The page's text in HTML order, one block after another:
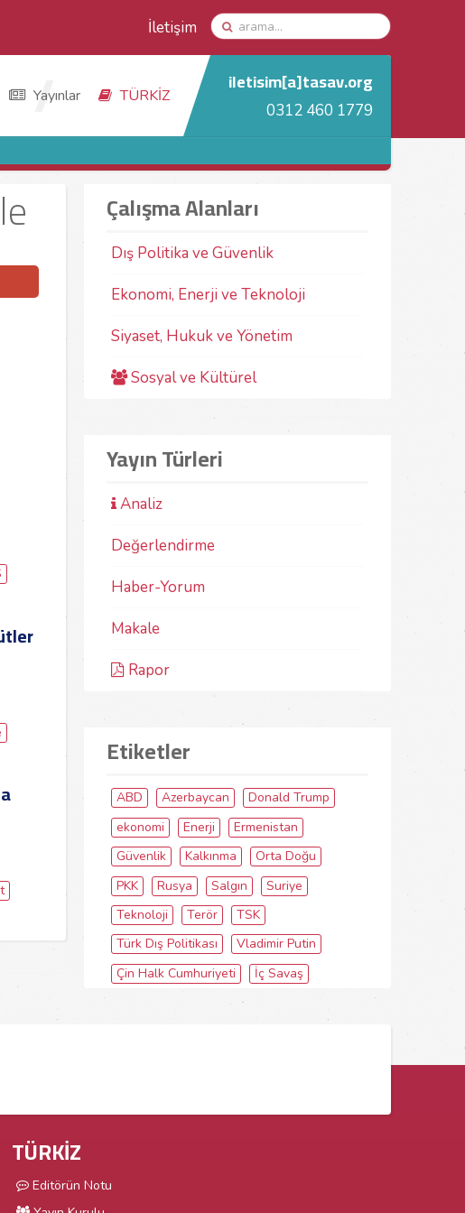
İletişim
Yayınlar TÜRKİZ iletisim[a]tasav.org
0312 460 1779
Çalışma Alanları
Dış Politika ve Güvenlik
Ekonomi, Enerji ve Teknoloji
Siyaset, Hukuk ve Yönetim
Sosyal ve Kültürel
Yayın Türleri
Analiz
Değerlendirme
Haber-Yorum
Makale
Rapor
Etiketler
ABD Azerbaycan
Donald Trump
ekonomi
Enerji
Ermenistan
Güvenlik
Kalkınma
Orta Doğu
PKK
Rusya Salgın
Suriye
Teknoloji
Terör
TSK
Türk Dış Politikası
Vladimir Putin
Çin Halk Cumhuriyeti
İç Savaş
TÜRKİZ
Editörün Notu